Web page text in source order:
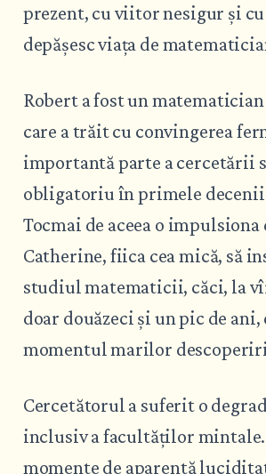
prezent, cu viitor nesigur și
depășesc viața de
Robert a fost un matematician
care a trăit cu convingerea
importantă parte a cercetării
obligatoriu în primele decenii
Tocmai de aceea o impulsiona
Catherine, fiica cea mică, să
studiul matematicii, căci, la
doar douăzeci și un pic de ani,
momentul marilor
Cercetătorul a suferit o
inclusiv a facultăților
momente de aparentă